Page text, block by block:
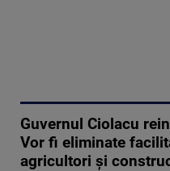
Guvernul Ciolacu
Vor fi eliminate
agricultori și